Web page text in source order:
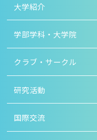
大学紹介
学部学科・大学院
クラブ・サークル
研究活動
国際交流